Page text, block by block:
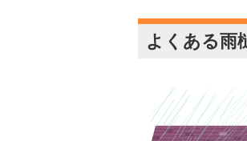
よくある雨